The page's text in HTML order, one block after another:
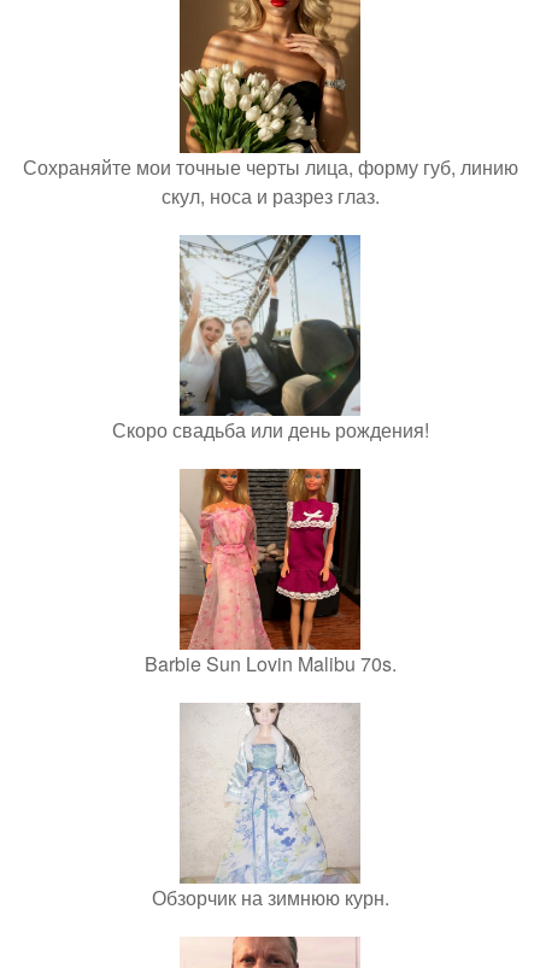
Сохраняйте мои точные черты лица, форму губ, линию
скул, носа и разрез глаз.
Скоро свадьба или день рождения!
Barbie Sun Lovin Malibu 70s.
Обзорчик на зимнюю курн.